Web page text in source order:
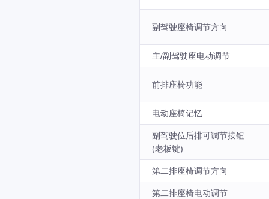
副驾驶座椅调节方向
主/副驾驶座电动调节
前排座椅功能
电动座椅记忆
副驾驶位后排可调节按钮
(老板键)
第二排座椅调节方向
第二排座椅电动调节